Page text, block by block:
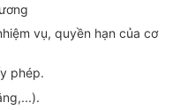
vụ, quyền hạn của cơ
phép.